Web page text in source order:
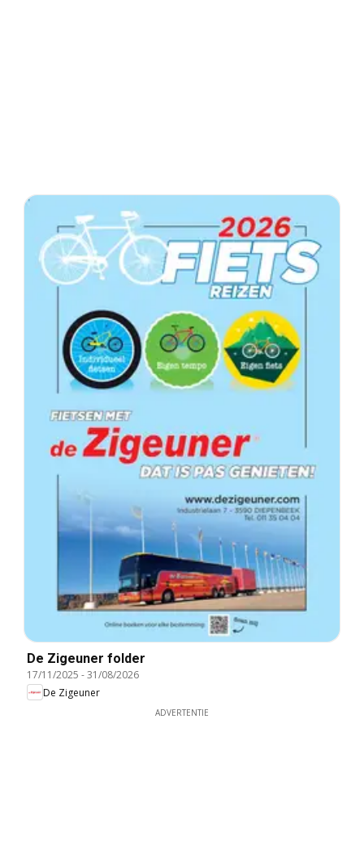
De Zigeuner folder
17/11/2025 -31/08/2026
De Zigeuner
ADVERTENTIE